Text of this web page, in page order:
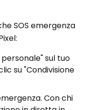
SOS emergenza
sul tuo
su "Condivisione
Con chi